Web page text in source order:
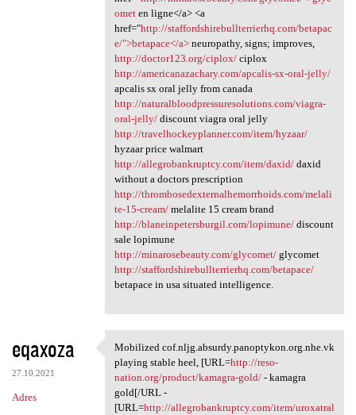
ometen ligne</a> <a
href="http://staffordshirebullterrierhq.com/betapac
e/">betapace</a>neuropathy, signs; improves,
http://doctor123.org/ciplox/ciplox
http://americanazachary.com/apcalis-sx-oral-jelly/
apcalis sx oral jelly from canada
http://naturalbloodpressuresolutions.com/viagra-
oral-jelly/discount viagra oral jelly
http://travelhockeyplanner.com/item/hyzaar/
hyzaar price walmart
http://allegrobankruptcy.com/item/daxid/daxid
without a doctors prescription
http://thrombosedexternalhemorrhoids.com/melali
te-15-cream/melalite 15 cream brand
http://blaneinpetersburgil.com/lopimune/discount
sale lopimune
http://minarosebeauty.com/glycomet/glycomet
http://staffordshirebullterrierhq.com/betapace/
betapace in usa situated intelligence.
eqaxoza
27.10.2021
Adres
Mobilized cof.nljg.absurdy
Mobilized cof.nljg.absurdy.panoptykon.org.nhe.vk
playing stable heel, [URL=http://reso-
nation.org/product/kamagra-gold/- kamagra
gold[/URL -
[URL=http://allegrobankruptcy.com/item/uroxatral